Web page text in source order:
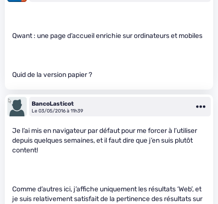
Qwant : une page d’accueil enrichie sur ordinateurs et mobiles
Quid de la version papier ?
BancoLasticot
Le 03/05/2016 à 11h39
Je l’ai mis en navigateur par défaut pour me forcer à l’utiliser
depuis quelques semaines, et il faut dire que j’en suis plutôt
content!
Comme d’autres ici, j’affiche uniquement les résultats ‘Web’, et
je suis relativement satisfait de la pertinence des résultats sur